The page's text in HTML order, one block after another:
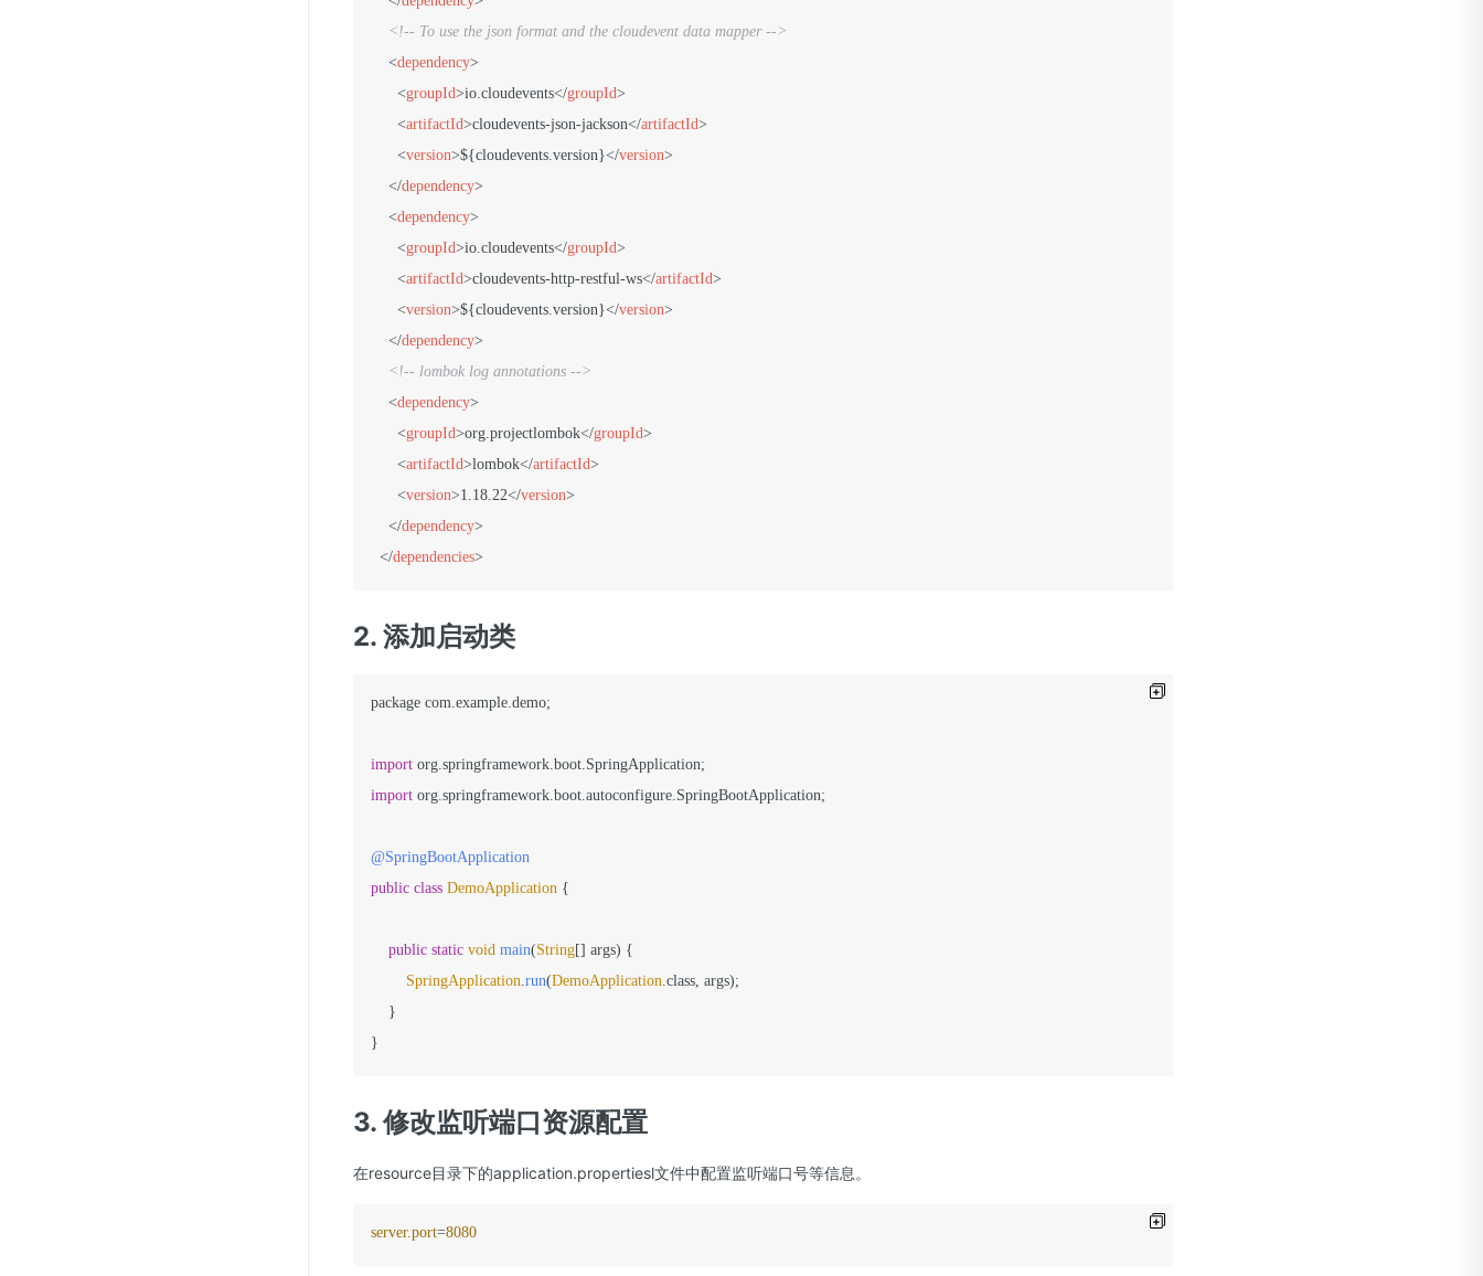
<!-- To use the json format and the cloudevent data mapper -->
<dependency>
<groupId>io.cloudevents</groupId>
<artifactId>cloudevents-json-jackson</artifactId>
<version>${cloudevents.version}</version>
</dependency>
<dependency>
<groupId>io.cloudevents</groupId>
<artifactId>cloudevents-http-restful-ws</artifactId>
<version>${cloudevents.version}</version>
</dependency>
<!-- lombok log annotations -->
<dependency>
<groupId>org.projectlombok</groupId>
<artifactId>lombok</artifactId>
<version>1.18.22</version>
</dependency>
</dependencies>
2. 添加启动类
package com.example.demo;
import org.springframework.boot.SpringApplication
import org.springframework.boot.autoconfigure.SpringBootApplication;
@SpringBootApplication
public class DemoApplication {
public static void main(String[] args) {
SpringApplication.run(DemoApplication.class, args);
}
3. 修改监听端口资源配置
在resource目录下的application.propertiesl文件中配置监听端口号等信息。
server.port=8080